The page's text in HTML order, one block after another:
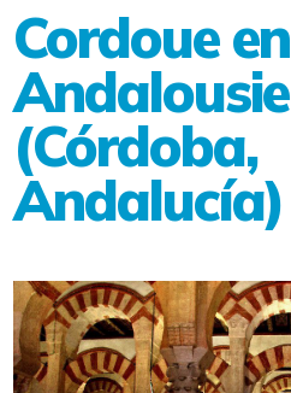
Cordoue en
Andalousie
(Córdoba,
Andalucía)